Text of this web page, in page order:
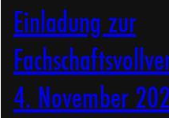
Einladung zur
4. November